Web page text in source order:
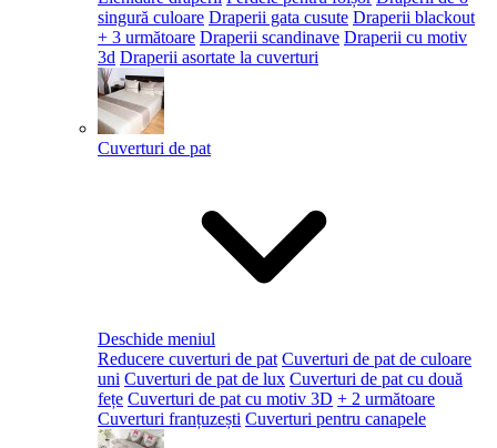
singură culoare Draperii gata cusute Draperii blackout
+ 3 următoare Draperii scandinave Draperii cu motiv
3d Draperii asortate la cuverturi
Cuverturi de pat
Deschide meniul
Reducere cuverturi de pat Cuverturi de pat de culoare
uni Cuverturi de pat de lux Cuverturi de pat cu două
fețe Cuverturi de pat cu motiv 3D + 2 următoare
Cuverturi franțuzești Cuverturi pentru canapele